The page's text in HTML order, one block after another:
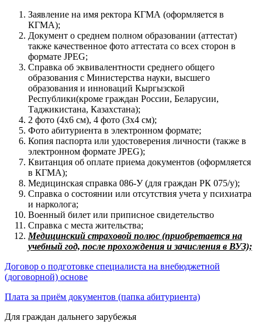
Заявление на имя ректора КГМА (оформляется в
КГМА);
Документ о среднем полном образовании (аттестат)
также качественное фото аттестата со всех сторон в
формате JPEG;
Справка об эквивалентности среднего общего
образования с Министерства науки, высшего
образования и инноваций Кыргызской
Республики(кроме граждан России, Беларусии,
Таджикистана, Казахстана);
2 фото (4x6 см), 4 фото (3x4 см);
Фото абитуриента в электронном формате;
Копия паспорта или удостоверения личности (также в
электронном формате JPEG);
Квитанция об оплате приема документов (оформляется
в КГМА);
Медицинская справка 086-У (для граждан РК 075/у);
Справка о состоянии или отсутствия учета у психиатра
и нарколога;
Военный билет или приписное свидетельство
Справка с места жительства;
Медицинский страховой полюс (приобретается на
учебный год, после прохождения и зачисления в ВУЗ);
Договор о подготовке специалиста на внебюджетной
(договорной) основе
Плата за приём документов (папка абитуриента)
Для граждан дальнего зарубежья